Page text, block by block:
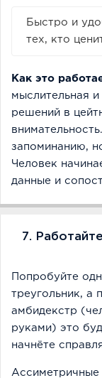
Быстро и
тех, кто
Как это
мыслительная и
решений в
запоминанию,
Человек
данные и
7.
Попробуйте
треугольник, а
амбидекстр
руками) это
начнёте
Ассиметричные